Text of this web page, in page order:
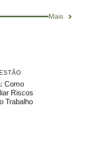
Mais
Como
Riscos
Trabalho